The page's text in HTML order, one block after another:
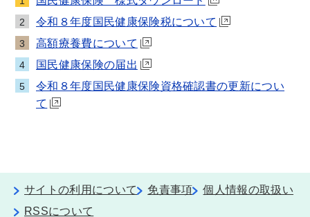
2 令和８年度国民健康保険税について
3 高額療養費について
4 国民健康保険の届出
5
令和８年度国民健康保険資格確認書の更新につい
て
サイトの利用について 免責事項
個人情報の取扱い
RSSについて